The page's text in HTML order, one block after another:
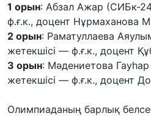
1 орын: Абзал Ажар (СИБк-
ф.ғ.к., доцент Нұрмаханова
2 орын: Раматуллаева
жетекшісі — ф.ғ.к., доцент
3 орын: Мәдениетова
жетекшісі — ф.ғ.к., доцент
Олимпиаданың барлық